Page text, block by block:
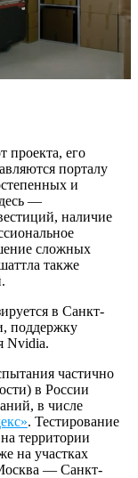
проекта, его
порталу
и
—
наличие
сложных
также
в Санкт-
поддержку
Nvidia.
частично
в России
в числе
. Тестирование
на территории
на участках
— Санкт-